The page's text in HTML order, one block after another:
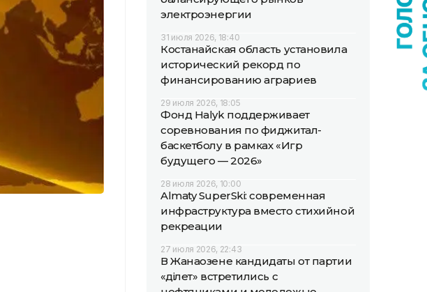
электроэнергии
31 июля 2026, 18:40
Костанайская область установила
исторический рекорд по
финансированию аграриев
29 июля 2026, 18:05
Фонд Halyk поддерживает
соревнования по фиджитал-
баскетболу в рамках «Игр
будущего — 2026»
28 июля 2026, 10:00
Almaty SuperSki: современная
инфраструктура вместо стихийной
рекреации
27 июля 2026, 22:43
В Жанаозене кандидаты от партии
«Әділет» встретились с